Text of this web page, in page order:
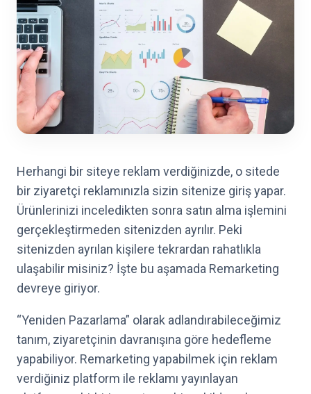
Herhangi bir siteye reklam verdiğinizde, o sitede
bir ziyaretçi reklamınızla sizin sitenize giriş yapar.
Ürünlerinizi inceledikten sonra satın alma işlemini
gerçekleştirmeden sitenizden ayrılır. Peki
sitenizden ayrılan kişilere tekrardan rahatlıkla
ulaşabilir misiniz? İşte bu aşamada Remarketing
devreye giriyor.
“Yeniden Pazarlama” olarak adlandırabileceğimiz
tanım, ziyaretçinin davranışına göre hedefleme
yapabiliyor. Remarketing yapabilmek için reklam
verdiğiniz platform ile reklamı yayınlayan